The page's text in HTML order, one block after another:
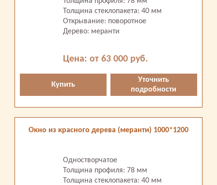
Толщина стеклопакета: 40 мм
Открывание: поворотное
Дерево: меранти
Цена: от 63 000 руб.
Купить
Уточнить
подробности
Окно из красного дерева (меранти) 1000*1200
Одностворчатое
Толщина профиля: 78 мм
Толщина стеклопакета: 40 мм